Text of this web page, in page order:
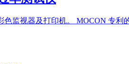
监视器及打印机。 MOCON 专